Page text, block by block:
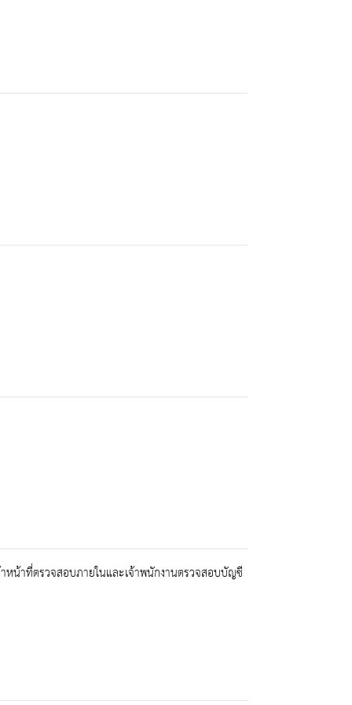
หน้าที่ตรวจสอบภายในและเจ้าพนักงานตรวจสอบบัญชี